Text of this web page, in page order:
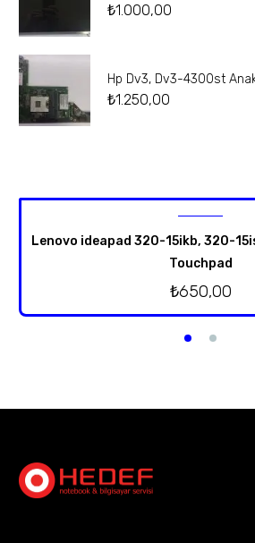
₺1.000,00
Hp Dv3, Dv3-4300st
₺1.250,00
Lenovo ideapad 320-15ikb, 320-
Touchpad
₺650,00